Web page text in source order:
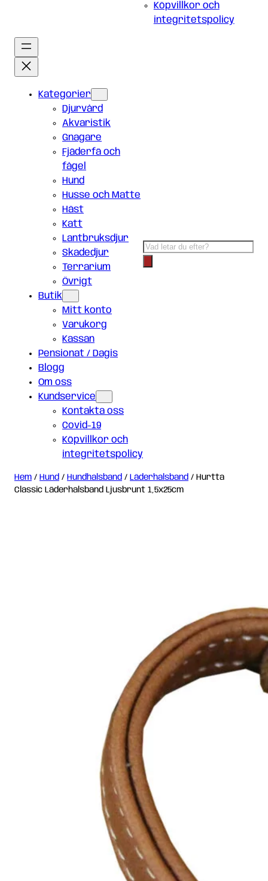
Köpvillkor och
integritetspolicy
Kategorier
Djurvård
Akvaristik
Gnagare
Fjäderfä och
fågel
Hund
Husse och Matte
Häst
Katt
Lantbruksdjur
Skadedjur
Terrarium
Övrigt
Butik
Mitt konto
Varukorg
Kassan
Pensionat / Dagis
Blogg
Om oss
Kundservice
Kontakta oss
Covid-19
Köpvillkor och
integritetspolicy
Products
Hem / Hund / Hundhalsband / Läderhalsband / Hurtta
Classic Läderhalsband Ljusbrunt 1,5x25cm